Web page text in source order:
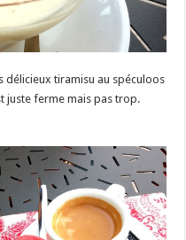
délicieux tiramisu au spéculoos
juste ferme mais pas trop.